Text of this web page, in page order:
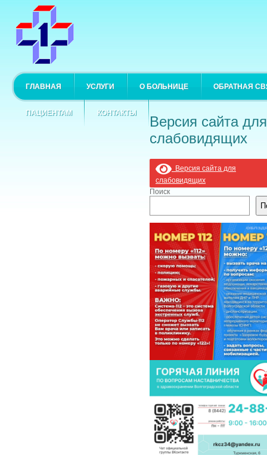
ГЛАВНАЯ УСЛУГИ О БОЛЬНИЦЕ ОБРАТНАЯ
ПАЦИЕНТАМ КОНТАКТЫ
Версия сайта для
слабовидящих
Версия сайта для
слабовидящих
Поиск